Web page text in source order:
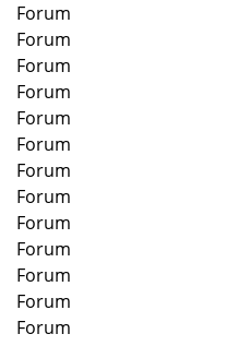
Forum
Forum
Forum
Forum
Forum
Forum
Forum
Forum
Forum
Forum
Forum
Forum
Forum